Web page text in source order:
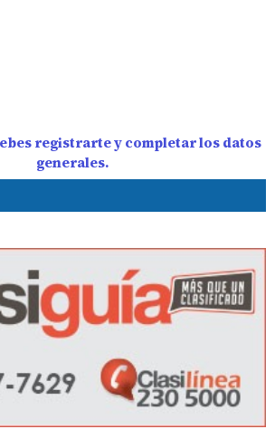
registrarte y completar los datos
generales.